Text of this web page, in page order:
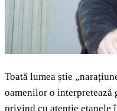
Toată lumea știe
oamenilor o interpretează
privind cu atenție etapele